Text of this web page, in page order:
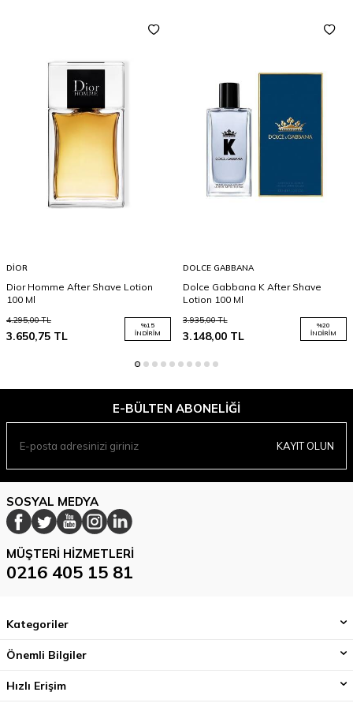
DIOR
Dior Homme After Shave Lotion
100 Ml
4.295,00TL
3.650,75 TL
%15
İNDIRIM
DOLCE GABBANA
Dolce Gabbana K After Shave
Lotion 100 Ml
3.935,00TL
3.148,00TL
%20
İNDIRIM
E-BÜLTEN ABONELIĞI
KAYIT OLUN
SOSYAL MEDYA
MÜŞTERI HIZMETLERI
0216 405 15 81
Kategoriler
Önemli Bilgiler
Hızlı Erişim